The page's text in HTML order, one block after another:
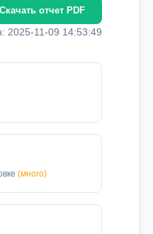
отчет PDF
2025-11-09 14:53:49
(много)